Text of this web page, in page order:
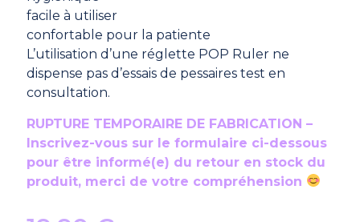
facile à utiliser
confortable pour la patiente
L’utilisation d’une réglette POP Ruler ne
dispense pas d’essais de pessaires test en
consultation.
RUPTURE TEMPORAIRE DE FABRICATION –
Inscrivez-vous sur le formulaire ci-dessous
pour être informé(e) du retour en stock du
produit, merci de votre compréhension